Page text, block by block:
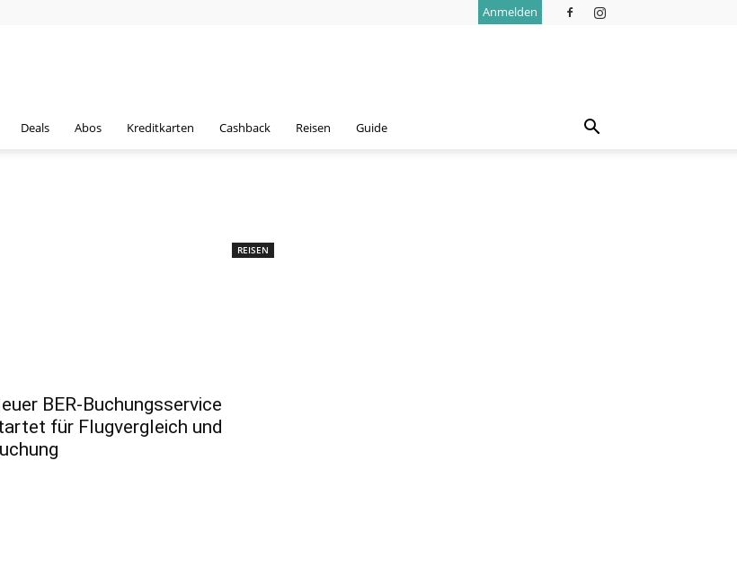
Anmelden
Deals Abos Kreditkarten Cashback Reisen Guide
REISEN
BER-Buchungsservice
für Flugvergleich und